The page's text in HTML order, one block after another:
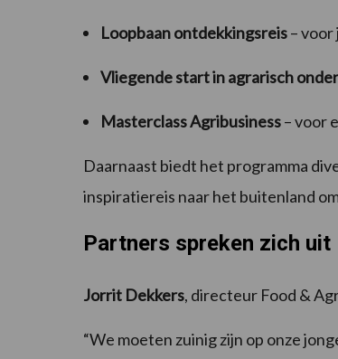
Loopbaan ontdekkingsreis–
Vliegende start in agrarisch
Masterclass Agribusiness– voor
Daarnaast biedt het programma
inspiratiereis naar het buitenland
Partners spreken zich uit
Jorrit Dekkers, directeur Food &
“We moeten zuinig zijn op onze